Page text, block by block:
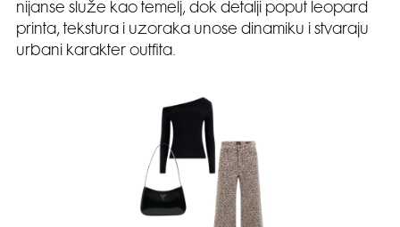
nijanse služe kao temelj, dok detalji poput leopard
printa, tekstura i uzoraka unose dinamiku i stvaraju
urbani karakter outfita.